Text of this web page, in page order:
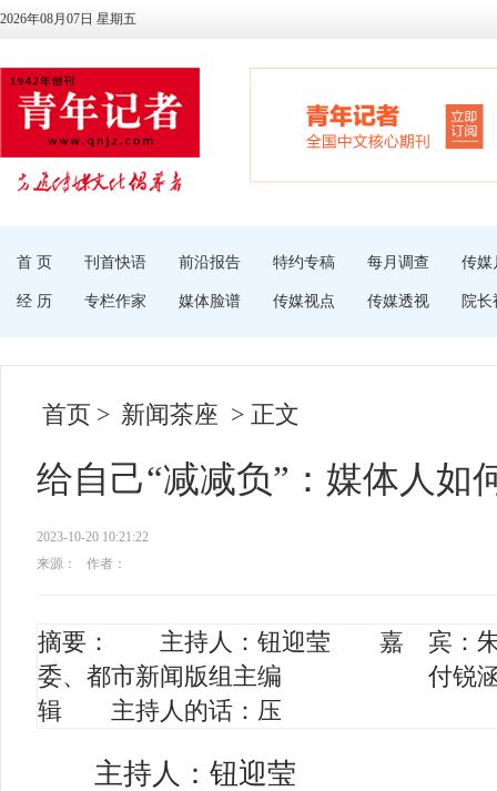
2026年08月07日 星期五
首 页 刊首快语 前沿报告 特约专稿 每月调查 传媒
经 历 专栏作家 媒体脸谱 传媒视点 传媒透视 院长
首页 > 新闻茶座 > 正文
给自己“减减负”：媒体人如
2023-10-20 10:21:22
来源：
作者：
摘要： 主持人：钮迎莹 嘉 宾：朱
委、都市新闻版组主编 付锐涵 科
辑 主持人的话：压
主持人：钮迎莹